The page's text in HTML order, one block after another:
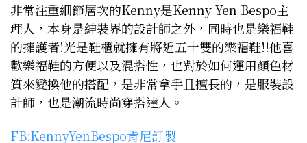
非常注重細節層次的Kenny是Kenny Yen Bespo主
理人 ， 本身是紳裝界的設計師之外， 同時也是樂福鞋
的擁護者!光是鞋櫃就擁有將近五十雙的樂福鞋!!他喜
歡樂福鞋的方便以及混搭性，也對於如何運用顏色材
質來變換他的搭配，是非常拿手且擅長的，是服裝設
計師，也是潮流時尚穿搭達人。
FB:KennyYenBespo肯尼訂製